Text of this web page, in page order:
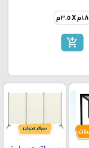
١،٨م X ٣،٥م
add_shopping_cart